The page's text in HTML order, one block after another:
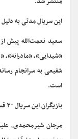
این سریال مدتی به
سعید نعمت‌الله پیش
«شیدایی»،
شفیعی به سرانجام
است.
بازیگران این سریال ۳۰ قسمتی عبارتند از:
مرجان شیرمحمدی،